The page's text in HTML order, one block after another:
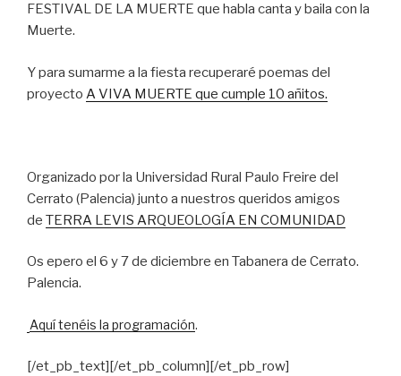
FESTIVAL DE LA MUERTE que habla canta y baila con la
Muerte.
Y para sumarme a la fiesta recuperaré poemas del
proyecto A VIVA MUERTE que cumple 10 añitos.
Organizado por la Universidad Rural Paulo Freire del
Cerrato (Palencia) junto a nuestros queridos amigos
de TERRA LEVIS ARQUEOLOGÍA EN COMUNIDAD
Os epero el 6 y 7 de diciembre en Tabanera de Cerrato.
Palencia.
Aquí tenéis la programación.
[/et_pb_text][/et_pb_column][/et_pb_row]